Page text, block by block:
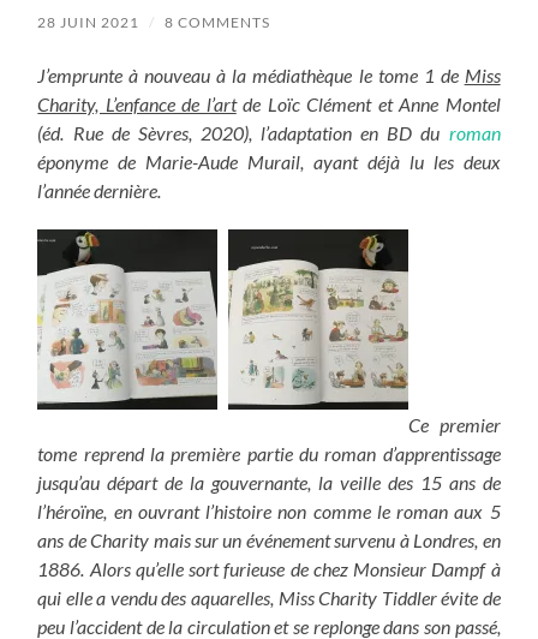
28 JUIN 2021 / 8 COMMENTS
J’emprunte à nouveau à la médiathèque le tome 1 de Miss
Charity, L’enfance de l’artde Loïc Clément et Anne Montel
(éd. Rue de Sèvres, 2020), l’adaptation en BD du roman
éponyme de Marie-Aude Murail, ayant déjà lu les deux
l’année dernière.
Ce premier
tome reprend la première partie du roman d’apprentissage
jusqu’au départ de la gouvernante, la veille des 15 ans de
l’héroïne, en ouvrant l’histoire non comme le roman aux 5
ans de Charity mais sur un événement survenu à Londres, en
1886. Alors qu’elle sort furieuse de chez Monsieur Dampf à
qui elle a vendu des aquarelles, Miss Charity Tiddler évite de
peu l’accident de la circulation et se replonge dans son passé,